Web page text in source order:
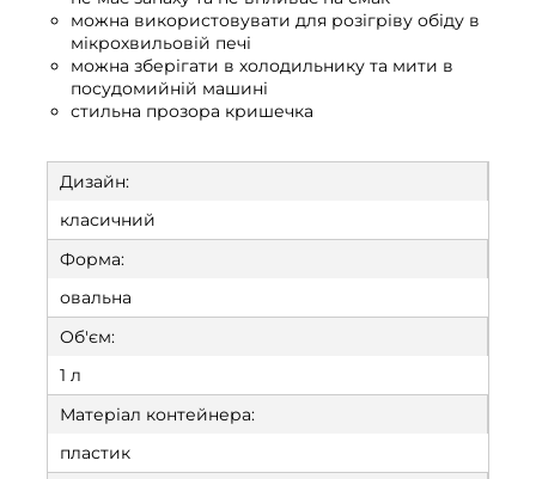
можна використовувати для розігріву обіду в
мікрохвильовій печі
можна зберігати в холодильнику та мити в
посудомийній машині
стильна прозора кришечка
Дизайн:
класичний
Форма:
овальна
Об'єм:
1 л
Матеріал контейнера:
пластик